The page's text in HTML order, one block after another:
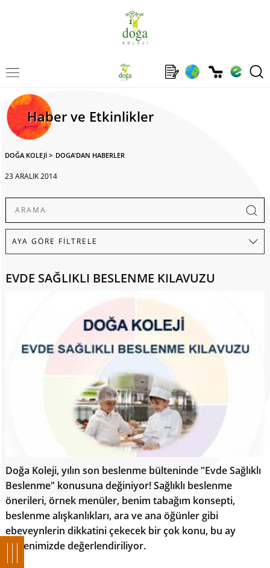
Haber ve Etkinlikler
DOĞA KOLEJİ > DOGA'DAN HABERLER
23 ARALIK 2014
EVDE SAĞLIKLI BESLENME KILAVUZU
Doğa Koleji, yılın son beslenme bülteninde "Evde Sağlıklı
Beslenme" konusuna değiniyor! Sağlıklı beslenme
önerileri, örnek menüler, benim tabağım konsepti,
beslenme alışkanlıkları, ara ve ana öğünler gibi
ebeveynlerin dikkatini çekecek bir çok konu, bu ay
bültenimizde değerlendiriliyor.